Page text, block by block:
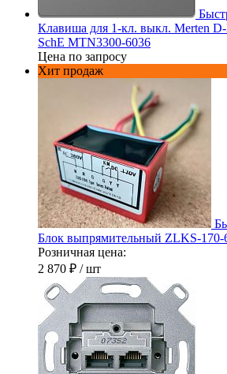
Клавиша для 1-кл. выкл. Merten
SchE MTN3300-6036
Цена по запросу
Хит продаж
Блок выпрямительный ZLKS-170-
Розничная цена:
2 870 ₽ / шт